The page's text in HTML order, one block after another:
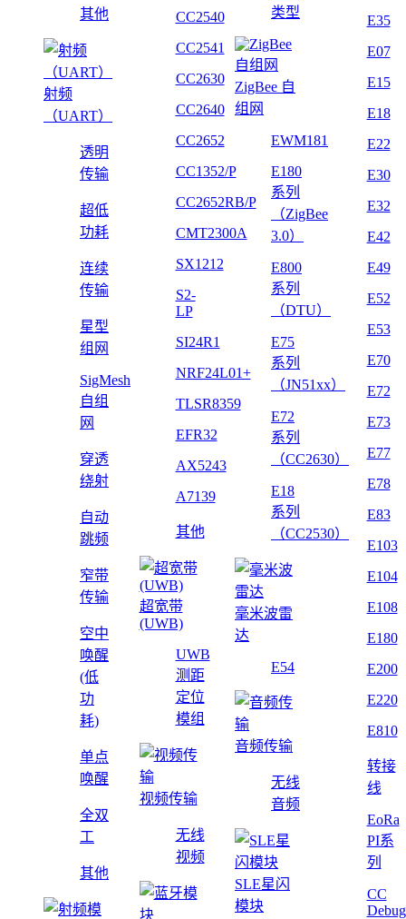
其他
射频
（UART）
透明
传输
超低
功耗
连续
传输
星型
组网
SigMesh
自组
网
穿透
绕射
自动
跳频
窄带
传输
空中
唤醒
(低
功
耗)
单点
唤醒
全双
工
其他
CC2540
CC2541
CC2630
CC2640
CC2652
CC1352/P
CC2652RB/P
CMT2300A
SX1212
S2-
LP
SI24R1
NRF24L01+
TLSR8359
EFR32
AX5243
A7139
其他
超宽带
(UWB)
UWB
测距
定位
模组
视频传输
无线
视频
类型
ZigBee 自
组网
EWM181
E180
系列
（ZigBee
3.0）
E800
系列
（DTU）
E75
系列
（JN51xx）
E72
系列
（CC2630）
E18
系列
（CC2530）
毫米波雷
达
E54
音频传输
无线
音频
SLE星闪
模块
E35
E07
E15
E18
E22
E30
E32
E42
E49
E52
E53
E70
E72
E73
E77
E78
E83
E103
E104
E108
E180
E200
E220
E810
转接
线
EoRa
PI系
列
CC